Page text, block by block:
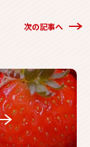
次の記事へ